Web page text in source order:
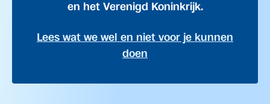
en het Verenigd Koninkrijk.
Lees wat we wel en niet voor je kunnen
doen